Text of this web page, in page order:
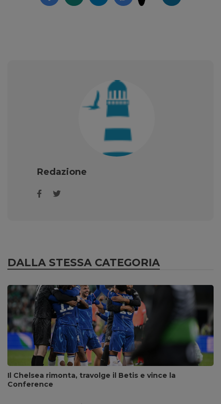
Redazione
DALLA STESSA CATEGORIA
Il Chelsea rimonta, travolge il Betis e vince la
Conference